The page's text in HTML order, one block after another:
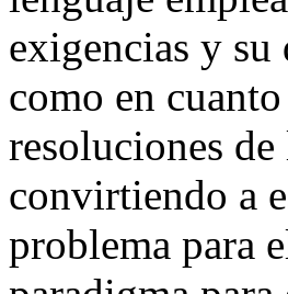
exigencias y su
como en
resoluciones
convirtiendo a
problema para